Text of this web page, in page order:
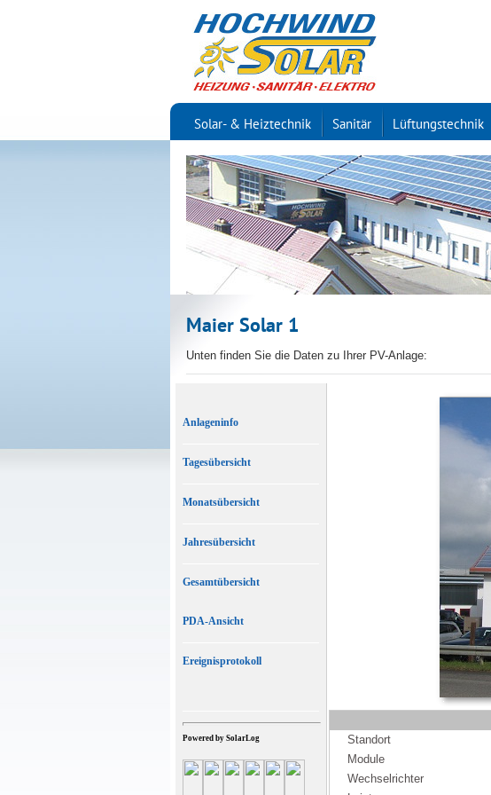
Solar- & Heiztechnik Sanitär Lüftungstechnik
Maier Solar 1
Unten finden Sie die Daten zu Ihrer PV-Anlage: